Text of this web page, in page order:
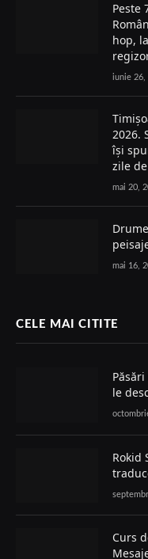
Peste
hop,
iunie 26,
2026.
își
zile
mai 20,
mai 16,
CELE MAI CITITE
le
Rokid
Curs